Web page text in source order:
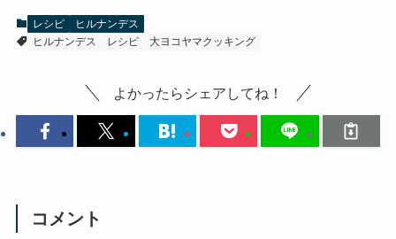
レシピ
ヒルナンデス
ヒルナンデス
レシピ 大ヨコヤマクッキング
よかったらシェアしてね！
コメント